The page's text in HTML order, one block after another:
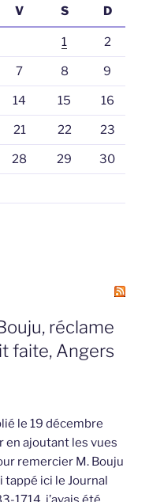
V S D
1 2
7 8 9
14 15 16
21 22 23
28 29 30
réclame
faite, Angers
le 19 décembre
en ajoutant les vues
remercier M. Bouju
tappé ici le Journal